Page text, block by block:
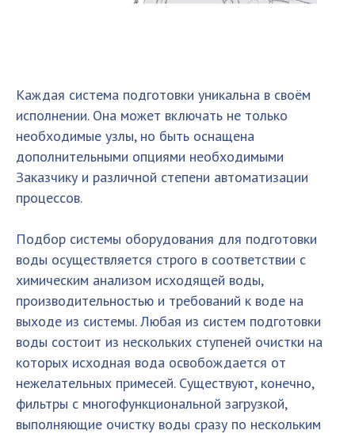
Каждая система подготовки уникальна в своём
исполнении. Она может включать не только
необходимые узлы, но быть оснащена
дополнительными опциями необходимыми
Заказчику и различной степени автоматизации
процессов.
Подбор системы оборудования для подготовки
воды осуществляется строго в соответствии с
химическим анализом исходящей воды,
производительностью и требований к воде на
выходе из системы. Любая из систем подготовки
воды состоит из нескольких ступеней очистки на
которых исходная вода освобождается от
нежелательных примесей. Существуют, конечно,
фильтры с многофункциональной загрузкой,
выполняющие очистку воды сразу по нескольким